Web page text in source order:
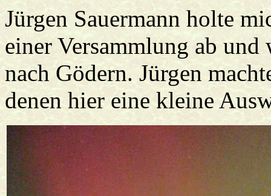
Jürgen Sauermann holte
einer Versammlung ab
nach Gödern. Jürgen
denen hier eine kleine